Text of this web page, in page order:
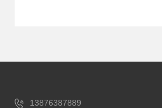
13876387889